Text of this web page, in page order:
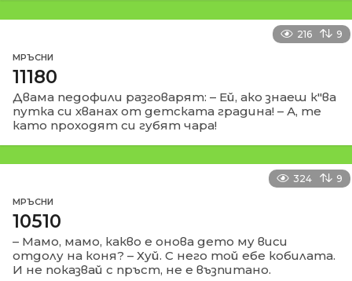
216 9
МРЪСНИ
11180
Двама педофили разговарят: – Ей, ако знаеш к"ва
путка си хванах от детската градина! – А, те
като проходят си губят чара!
324 9
МРЪСНИ
10510
– Мамо, мамо, какво е онова дето му виси
отдолу на коня? – Хуй. С него той ебе кобилата.
И не показвай с пръст, не е възпитано.